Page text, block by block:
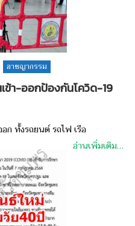
อาชญากรรม
ข้า-ออกป้องกันโควิด-19
ก ทั้งรถยนต์ รถไฟ เรือ
อ่านเพิ่มเติม…